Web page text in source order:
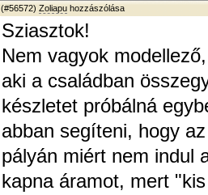
(#56572) Zoliapu hozzászólása
Sziasztok!
Nem vagyok
aki a családban
készletet próbálná
abban segíteni, hogy
pályán miért nem indul
kapna áramot, mert